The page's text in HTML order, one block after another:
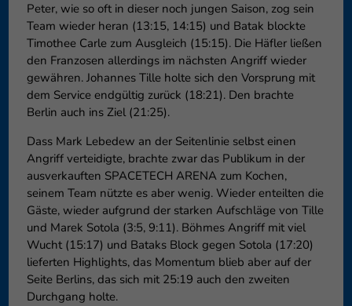
Peter, wie so oft in dieser noch jungen Saison, zog sein
Team wieder heran (13:15, 14:15) und Batak blockte
Timothee Carle zum Ausgleich (15:15). Die Häfler ließen
den Franzosen allerdings im nächsten Angriff wieder
gewähren. Johannes Tille holte sich den Vorsprung mit
dem Service endgültig zurück (18:21). Den brachte
Berlin auch ins Ziel (21:25).
Dass Mark Lebedew an der Seitenlinie selbst einen
Angriff verteidigte, brachte zwar das Publikum in der
ausverkauften SPACETECH ARENA zum Kochen,
seinem Team nützte es aber wenig. Wieder enteilten die
Gäste, wieder aufgrund der starken Aufschläge von Tille
und Marek Sotola (3:5, 9:11). Böhmes Angriff mit viel
Wucht (15:17) und Bataks Block gegen Sotola (17:20)
lieferten Highlights, das Momentum blieb aber auf der
Seite Berlins, das sich mit 25:19 auch den zweiten
Durchgang holte.